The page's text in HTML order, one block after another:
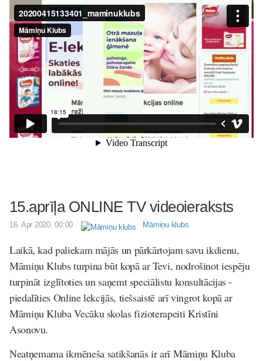
15.aprīļa ONLINE TV videoieraksts
16. Apr 2020, 00:00 Māmiņu klubs
Laikā, kad paliekam mājās un pārkārtojam savu ikdienu,
Māmiņu Klubs turpina būt kopā ar Tevi, nodrošinot iespēju
turpināt izglītoties un saņemt speciālistu konsultācijas -
piedalīties Online lekcijās, tiešsaistē arī vingrot kopā ar
Māmiņu Kluba Vecāku skolas fizioterapeiti Kristīni
Asonovu.
Neatņemama ikmēneša satikšanās ir arī Māmiņu Kluba